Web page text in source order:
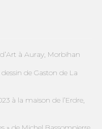
à Auray, Morbihan
de Gaston de La
à la maison de l’Erdre,